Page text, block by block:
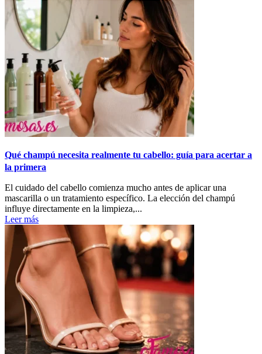
Qué champú necesita realmente tu cabello: guía para acertar a
la primera
El cuidado del cabello comienza mucho antes de aplicar una
mascarilla o un tratamiento específico. La elección del champú
influye directamente en la limpieza,...
Leer más